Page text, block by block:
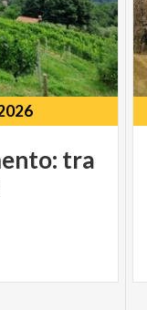
tra